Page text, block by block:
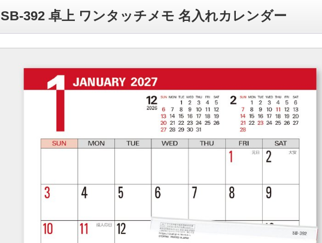
SB-392 卓上 ワンタッチメモ 名入れカレンダー